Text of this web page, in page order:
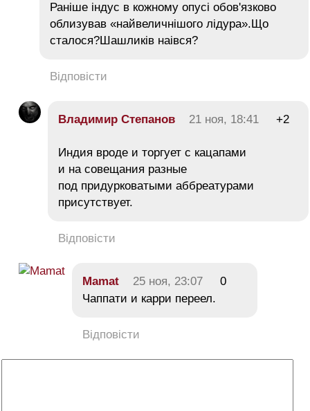
Раніше індус в кожному опусі обов'язково
облизував «найвеличнішого лідура».Що
сталося?Шашликів наівся?
Відповісти
Владимир Степанов 21 ноя, 18:41 +2
Индия вроде и торгует с кацапами
и на совещания разные
под придурковатыми аббреатурами
присутствует.
Відповісти
Mamat 25 ноя, 23:07
0
Чаппати и карри переел.
Відповісти